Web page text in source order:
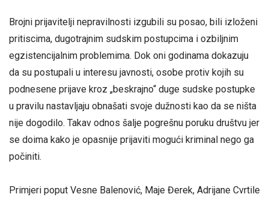
Brojni prijavitelji nepravilnosti izgubili su posao, bili izloženi
pritiscima, dugotrajnim sudskim postupcima i ozbiljnim
egzistencijalnim problemima. Dok oni godinama dokazuju
da su postupali u interesu javnosti, osobe protiv kojih su
podnesene prijave kroz „beskrajno“ duge sudske postupke
u pravilu nastavljaju obnašati svoje dužnosti kao da se ništa
nije dogodilo. Takav odnos šalje pogrešnu poruku društvu jer
se doima kako je opasnije prijaviti mogući kriminal nego ga
počiniti.
Primjeri poput Vesne Balenović, Maje Đerek, Adrijane Cvrtile